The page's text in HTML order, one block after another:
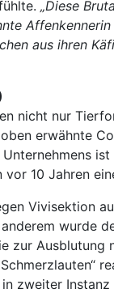
„Diese
aus ihren
nicht nur
erwähnte
10 Jahren
Vivisektion
wurde
zur
zweiter